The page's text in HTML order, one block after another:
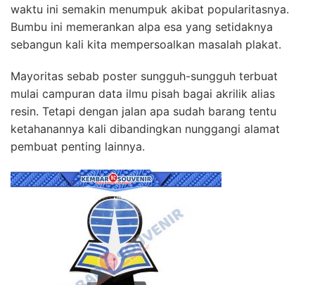
waktu ini semakin menumpuk akibat popularitasnya.
Bumbu ini memerankan alpa esa yang setidaknya
sebangun kali kita mempersoalkan masalah plakat.
Mayoritas sebab poster sungguh-sungguh terbuat
mulai campuran data ilmu pisah bagai akrilik alias
resin. Tetapi dengan jalan apa sudah barang tentu
ketahanannya kali dibandingkan nunggangi alamat
pembuat penting lainnya.